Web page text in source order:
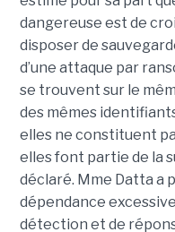
dangereuse est de
disposer de
d’une attaque par
se trouvent sur le
des mêmes
elles ne constituent
elles font partie de la
déclaré. Mme Datta a
dépendance
détection et de